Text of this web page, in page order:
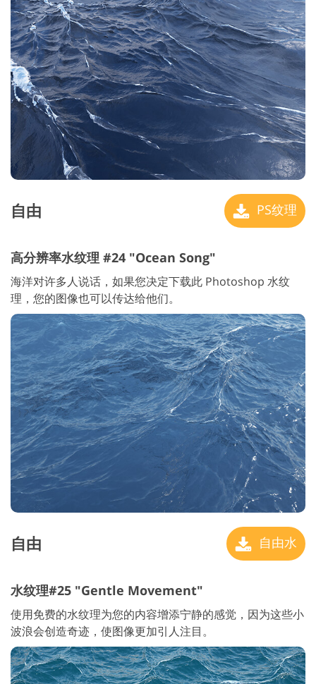
自由 PS纹理
高分辨率水纹理 #24 "Ocean Song"
海洋对许多人说话，如果您决定下载此 Photoshop 水纹
理，您的图像也可以传达给他们。
自由 自由水
水纹理#25 "Gentle Movement"
使用免费的水纹理为您的内容增添宁静的感觉，因为这些小
波浪会创造奇迹，使图像更加引人注目。